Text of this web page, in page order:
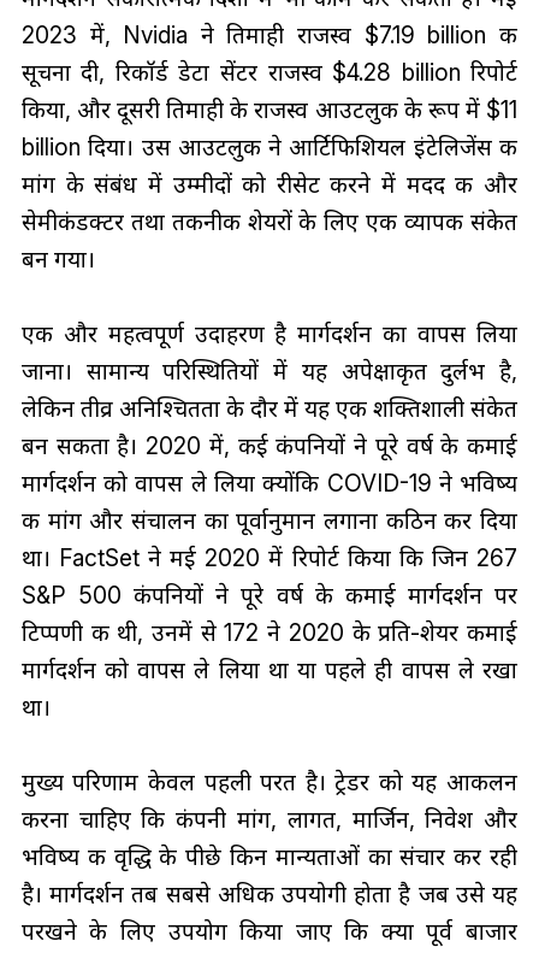
2023 में, Nvidia ने तिमाही राजस्व $7.19 billion की
सूचना दी, रिकॉर्ड डेटा सेंटर राजस्व $4.28 billion रिपोर्ट
किया, और दूसरी तिमाही के राजस्व आउटलुक के रूप में $11
billion दिया। उस आउटलुक ने आर्टिफिशियल इंटेलिजेंस की
मांग के संबंध में उम्मीदों को रीसेट करने में मदद की और
सेमीकंडक्टर तथा तकनीकी शेयरों के लिए एक व्यापक संकेत
बन गया।
एक और महत्वपूर्ण उदाहरण है मार्गदर्शन का वापस लिया
जाना। सामान्य परिस्थितियों में यह अपेक्षाकृत दुर्लभ है,
लेकिन तीव्र अनिश्चितता के दौर में यह एक शक्तिशाली संकेत
बन सकता है। 2020 में, कई कंपनियों ने पूरे वर्ष के कमाई
मार्गदर्शन को वापस ले लिया क्योंकि COVID-19 ने भविष्य
की मांग और संचालन का पूर्वानुमान लगाना कठिन कर दिया
था। FactSet ने मई 2020 में रिपोर्ट किया कि जिन 267
S&P 500 कंपनियों ने पूरे वर्ष के कमाई मार्गदर्शन पर
टिप्पणी की थी, उनमें से 172 ने 2020 के प्रति-शेयर कमाई
मार्गदर्शन को वापस ले लिया था या पहले ही वापस ले रखा
था।
मुख्य परिणाम केवल पहली परत है। ट्रेडर को यह आकलन
करना चाहिए कि कंपनी मांग, लागत, मार्जिन, निवेश और
भविष्य की वृद्धि के पीछे किन मान्यताओं का संचार कर रही
है। मार्गदर्शन तब सबसे अधिक उपयोगी होता है जब उसे यह
परखने के लिए उपयोग किया जाए कि क्या पूर्व बाजार